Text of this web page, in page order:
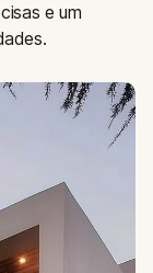
e um